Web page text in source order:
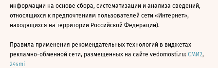
информации на основе сбора, систематизации и анализа сведений,
относящихся к предпочтениям пользователей сети «Интернет»,
находящихся на территории Российской Федерации).
Правила применения рекомендательных технологий в виджетах
рекламно-обменной сети, размещенных на сайте vedomosti.ru: СМИ2,
24smi